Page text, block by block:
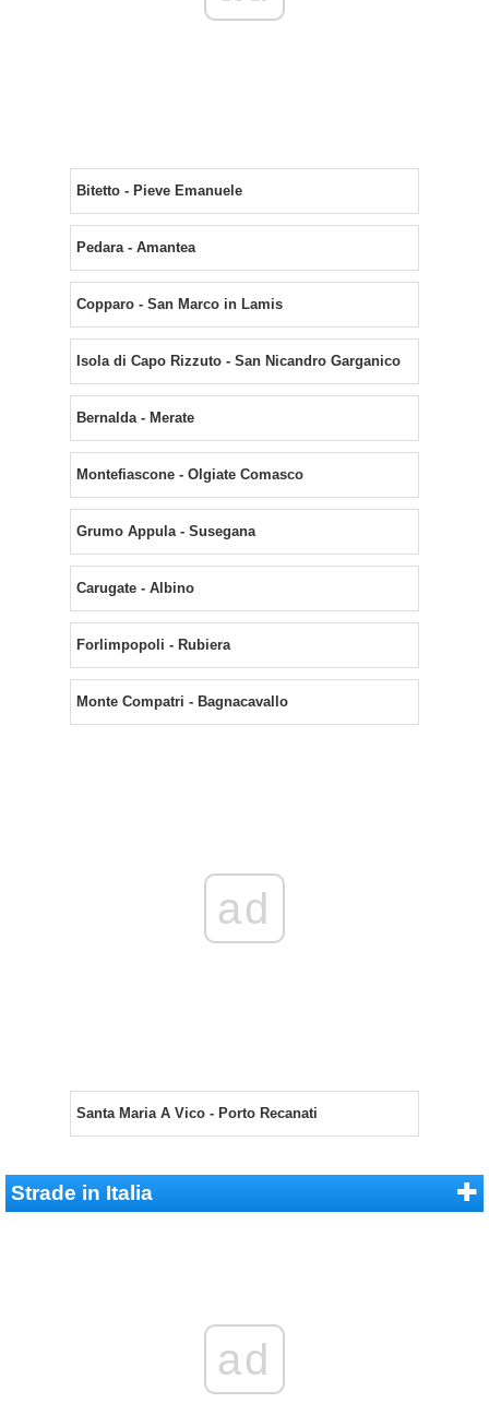
Bitetto - Pieve Emanuele
Pedara - Amantea
Copparo - San Marco in Lamis
Isola di Capo Rizzuto - San Nicandro Garganico
Bernalda - Merate
Montefiascone - Olgiate Comasco
Grumo Appula - Susegana
Carugate - Albino
Forlimpopoli - Rubiera
Monte Compatri - Bagnacavallo
ad
Santa Maria A Vico - Porto Recanati
Strade in Italia
ad